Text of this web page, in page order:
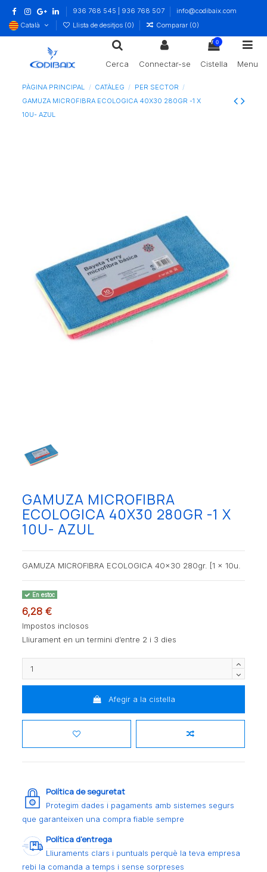
936 768 545 | 936 768 507
info@codibaix.com
Català
Llista de desitjos (0) Comparar (0)
Cerca Connectar-se
0
Cistella Menu
PÀGINA PRINCIPAL CATÀLEG
PER SECTOR
GAMUZA MICROFIBRA ECOLOGICA 40X30 280GR -1 X
10U- AZUL
GAMUZA MICROFIBRA
ECOLOGICA 40X30 280GR -1 X
10U- AZUL
GAMUZA MICROFIBRA ECOLOGICA 40x30 280gr. [1 x 10u.
En estoc
6,28 €
Impostos inclosos
Lliurament en un termini d’entre 2 i 3 dies
Afegir a la cistella
Política de seguretat
Protegim dades i pagaments amb sistemes segurs
que garanteixen una compra fiable sempre
Política d’entrega
Lliuraments clars i puntuals perquè la teva empresa
rebi la comanda a temps i sense sorpreses